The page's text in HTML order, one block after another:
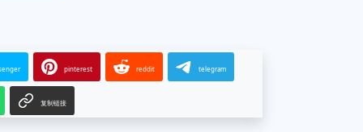
pinterest reddit telegram
复制链接